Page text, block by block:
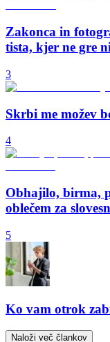
Zakonca in
tista, kjer ne gre
3
Skrbi me možev
4
Obhajilo, birma,
oblečem za
5
Ko vam otrok
Naloži več člankov